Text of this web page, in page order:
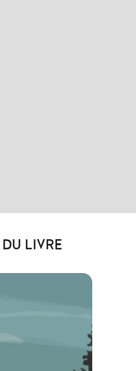
LIVRE